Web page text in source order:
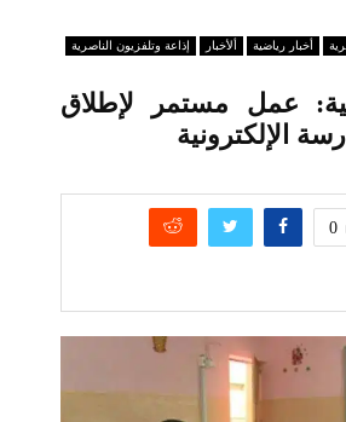
أخبار رياضية ألأخبار
إذاعة وتلفزيون الناصرية
عمل مستمر لإطلاق
الإلكترونية
0